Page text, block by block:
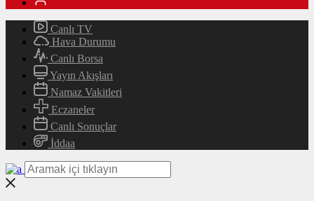
Canlı TV
Hava Durumu
Canlı Borsa
Yayın Akışları
Namaz Vakitleri
Eczaneler
Canlı Sonuçlar
İddaa